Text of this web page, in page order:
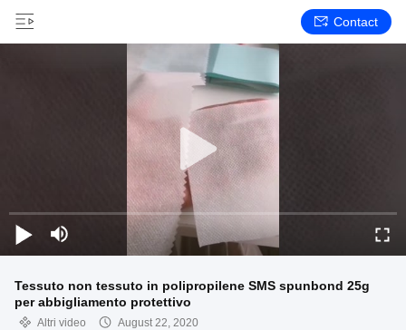
Contact
Tessuto non tessuto in polipropilene SMS spunbond 25g
per abbigliamento protettivo
Altri video
August 22, 2020